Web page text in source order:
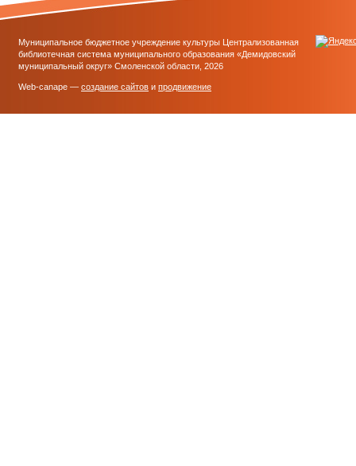
Муниципальное бюджетное учреждение культуры Централизованная
библиотечная система муниципального образования «Демидовский
муниципальный округ» Смоленской области, 2026
Web-canape — создание сайтов и продвижение